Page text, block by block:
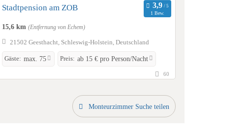
Stadtpension am ZOB
1 Bew.
15,6 km (Entfernung von Echem)
21502 Geesthacht, Schleswig-Holstein, Deutschland
Gäste: max. 75 Preis: ab 15 € pro Person/Nacht
60
Monteurzimmer Suche teilen